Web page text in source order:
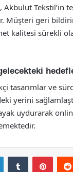
Tekstil’in
Müşteri geri
kalitesi sürekli
tasarımlar ve
yerini
uydurarak
LinkedInTumblr